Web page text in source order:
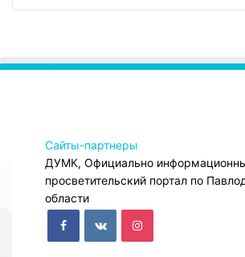
Сайты-партнеры
ДУМК, Официально
просветительский портал по
области